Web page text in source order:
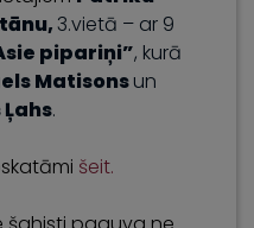
3.vietā – ar 9
pipariņi”, kurā
Matisonsun
.
šeit.